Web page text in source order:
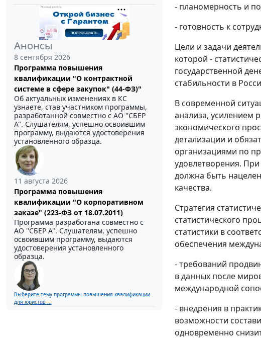
Анонсы
8 сентября 2026
Программа повышения
квалификации "О контрактной
системе в сфере закупок" (44-ФЗ)"
Об актуальных изменениях в КС
узнаете, став участником программы,
разработанной совместно с АО ''СБЕР
А". Слушателям, успешно освоившим
программу, выдаются удостоверения
установленного образца.
11 августа 2026
Программа повышения
квалификации "О корпоративном
заказе" (223-ФЗ от 18.07.2011)
Программа разработана совместно с
АО ''СБЕР А". Слушателям, успешно
освоившим программу, выдаются
удостоверения установленного
образца.
Выберите тему программы повышения квалификации
для юристов ...
- планомерность и
- готовность к
Цели и задачи
которой -
государственной
стабильности в
В современной
анализа, усилением
экономического
детализации и
организациями по
удовлетворения.
должна быть
качества.
Стратегия
статистического
статистики в
обеспечения
- требований
в данных после
международной
- внедрения в
возможности
одновременно